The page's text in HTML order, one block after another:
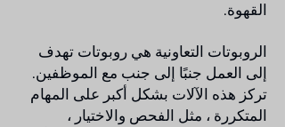
.القهوة
الروبوتات التعاونية هي روبوتات تهدف
إلى العمل جنبًا إلى جنب مع الموظفين.
تركز هذه الآلات بشكل أكبر على المهام
المتكررة ، مثل الفحص والاختيار ،